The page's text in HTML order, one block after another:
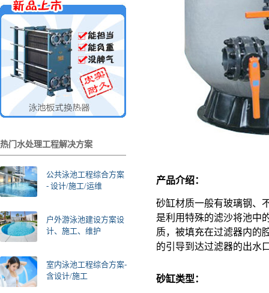
热门水处理工程解决方案
公共泳池工程综合方案
- 设计/施工/运维
户外游泳池建设方案设
计、施工、维护
室内泳池工程综合方案-
含设计/施工
产品介绍：
砂缸材质一般有玻璃钢、
是利用特殊的滤沙将池中
质，被填充在过滤器内的
的引导到达过滤器的出水
砂缸类型：